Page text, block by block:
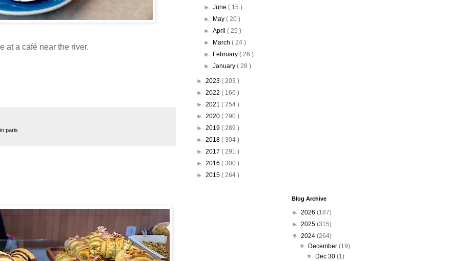
at a café near the river.
paris
► June ( 15 )
►
May ( 20 )
► April ( 25 )
►
March ( 24 )
►
February ( 26 )
► January ( 28 )
► 2023 ( 203 )
► 2022 ( 166 )
► 2021 ( 254 )
► 2020 ( 290 )
► 2019 ( 289 )
► 2018 ( 304 )
► 2017 ( 291 )
► 2016 ( 300 )
► 2015 ( 264 )
Blog Archive
► 2026 (187)
► 2025 (315)
▼ 2024 (264)
▼
December (19)
▼
Dec 30(1)